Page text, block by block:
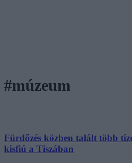
#múzeum
Fürdőzés közben talált több
kisfiú a Tiszában